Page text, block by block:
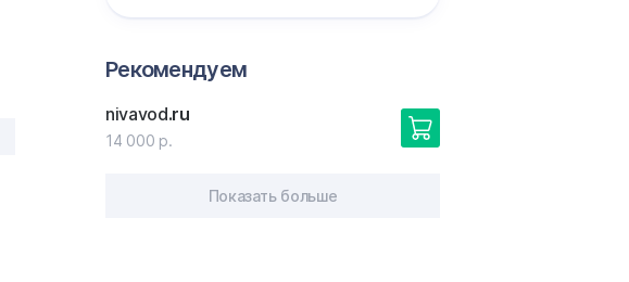
Рекомендуем
nivavod.ru
14 000 р.
Показать больше